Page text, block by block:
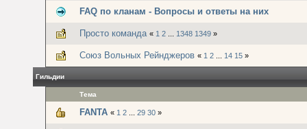
FAQ по кланам - Вопросы и ответы на них
Просто команда « 1 2 ... 1348 1349 »
Союз Вольных Рейнджеров « 1 2 ... 14 15 »
Гильдии
Тема
FANTA « 1 2 ... 29 30 »